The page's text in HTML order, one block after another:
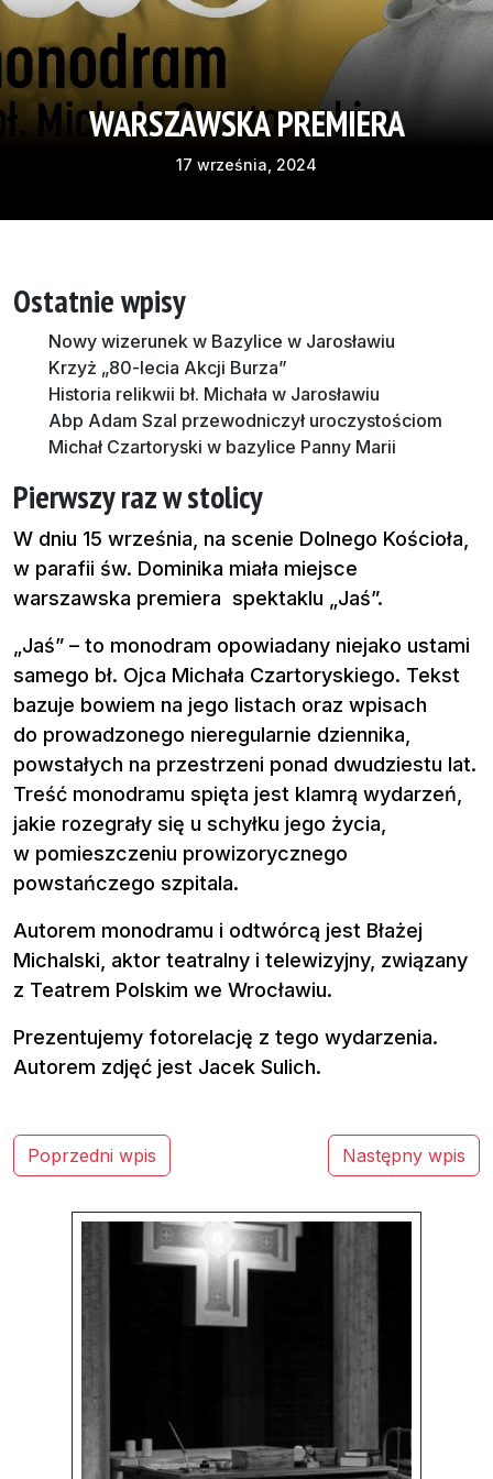
WARSZAWSKA PREMIERA
17 września, 2024
Pierwszy raz w stolicy
W dniu 15 września, na scenie Dolnego Kościoła,
w parafii św. Dominika miała miejsce
warszawska premiera spektaklu „Jaś”.
„Jaś” – to monodram opowiadany niejako ustami
samego bł. Ojca Michała Czartoryskiego. Tekst
bazuje bowiem na jego listach oraz wpisach
do prowadzonego nieregularnie dziennika,
powstałych na przestrzeni ponad dwudziestu lat.
Treść monodramu spięta jest klamrą wydarzeń,
jakie rozegrały się u schyłku jego życia,
w pomieszczeniu prowizorycznego
powstańczego szpitala.
Autorem monodramu i odtwórcą jest Błażej
Michalski, aktor teatralny i telewizyjny, związany
z Teatrem Polskim we Wrocławiu.
Prezentujemy fotorelację z tego wydarzenia.
Autorem zdjęć jest Jacek Sulich.
N
a
Poprzedni wpis Następny wpis
Ostatnie wpisy
Nowy wizerunek w Bazylice w Jarosławiu
Krzyż „80-lecia Akcji Burza”
Historia relikwii bł. Michała w Jarosławiu
Abp Adam Szal przewodniczył uroczystościom
Michał Czartoryski w bazylice Panny Marii